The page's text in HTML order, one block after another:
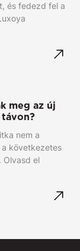
és fedezd fel a
meg az új
távon?
nem a
következetes
Olvasd el